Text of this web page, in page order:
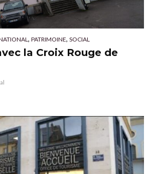
, PATRIMOINE, SOCIAL
la Croix Rouge de